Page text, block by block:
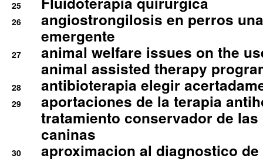
25
26
angiostrongilosis en perros
emergente
27
animal welfare issues on the
animal assisted therapy
28 antibioterapia elegir
29
aportaciones de la terapia
tratamiento conservador de
caninas
30 aproximacion al diagnostico